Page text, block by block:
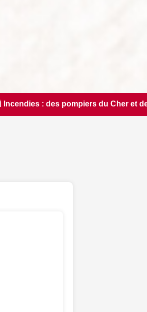
renfort feux de forêt dans